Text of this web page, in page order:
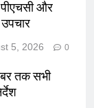
और
5, 2026 0
तक सभी